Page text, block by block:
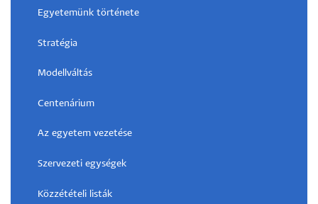
Egyetemünk története
Stratégia
Modellváltás
Centenárium
Az egyetem vezetése
Szervezeti egységek
Közzétételi listák